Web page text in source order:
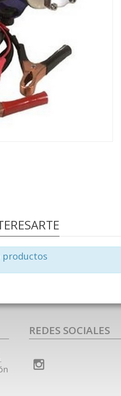
productos
REDES SOCIALES